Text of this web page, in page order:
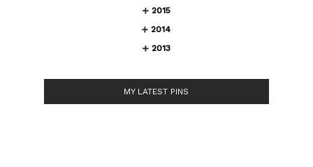
2015
2014
2013
MY LATEST PINS